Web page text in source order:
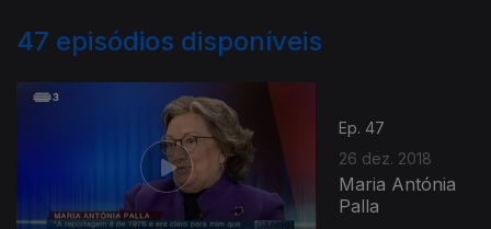
47 episódios disponíveis
Ep. 47
26 dez. 2018
Maria Antónia
Palla